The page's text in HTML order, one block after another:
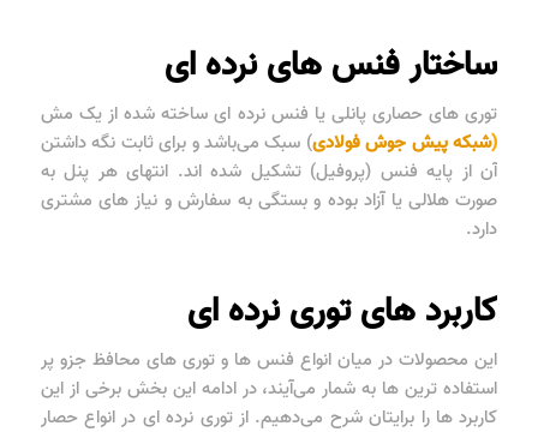
ساختار فنس های نرده ای
توری های حصاری پانلی یا فنس نرده ای ساخته شده از یک مش
(شبکه پیش جوش فولادی) سبک می‌باشد و برای ثابت نگه داشتن
آن از پایه فنس (پروفیل) تشکیل شده اند. انتهای هر پنل به
صورت هلالی یا آزاد بوده و بستگی به سفارش و نیاز های مشتری
دارد.
کاربرد های توری نرده ای
این محصولات در میان انواع فنس ها و توری های محافظ جزو پر
استفاده ترین ها به شمار می‌آیند، در ادامه این بخش برخی از این
کاربرد ها را برایتان شرح می‌دهیم. از توری نرده ای در انواع حصار